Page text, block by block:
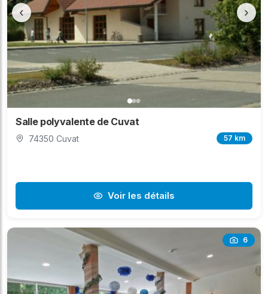
‹ ›
Salle polyvalente de Cuvat
74350 Cuvat 57 km
Voir les détails
6